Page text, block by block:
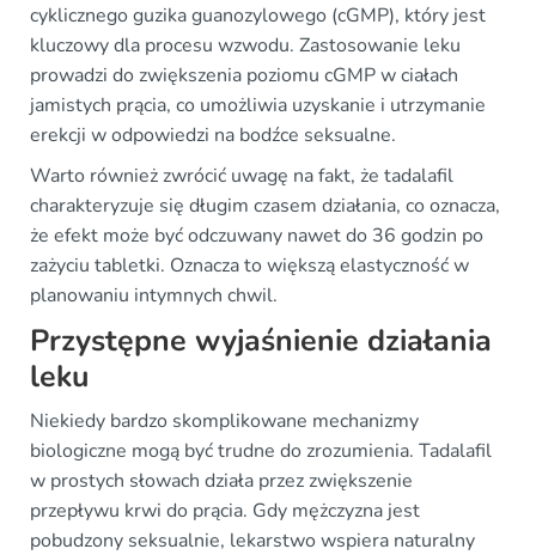
cyklicznego guzika guanozylowego (cGMP), który jest
kluczowy dla procesu wzwodu. Zastosowanie leku
prowadzi do zwiększenia poziomu cGMP w ciałach
jamistych prącia, co umożliwia uzyskanie i utrzymanie
erekcji w odpowiedzi na bodźce seksualne.
Warto również zwrócić uwagę na fakt, że tadalafil
charakteryzuje się długim czasem działania, co oznacza,
że efekt może być odczuwany nawet do 36 godzin po
zażyciu tabletki. Oznacza to większą elastyczność w
planowaniu intymnych chwil.
Przystępne wyjaśnienie działania
leku
Niekiedy bardzo skomplikowane mechanizmy
biologiczne mogą być trudne do zrozumienia. Tadalafil
w prostych słowach działa przez zwiększenie
przepływu krwi do prącia. Gdy mężczyzna jest
pobudzony seksualnie, lekarstwo wspiera naturalny